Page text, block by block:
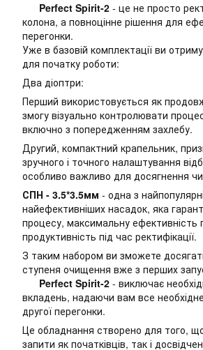
Perfect Spirit-2 - це не просто
колона, а повноцінне рішення для
перегонки.
Уже в базовій комплектації ви
для початку роботи:
Два діоптри:
Перший використовується як
змогу візуально контролювати
включно з попередженням захлебу.
Другий, компактний крапельник,
зручного і точного налаштування
особливо важливо для досягнення
СПН - 3.5*3.5мм - одна з
найефективніших насадок, яка
процесу, максимальну ефективність
продуктивність під час ректифікації.
З таким набором ви зможете
ступеня очищення вже з перших
Perfect Spirit-2 - виключає
вкладень, надаючи вам все
другої перегонки.
Це обладнання створено для того,
запити як початківців, так і